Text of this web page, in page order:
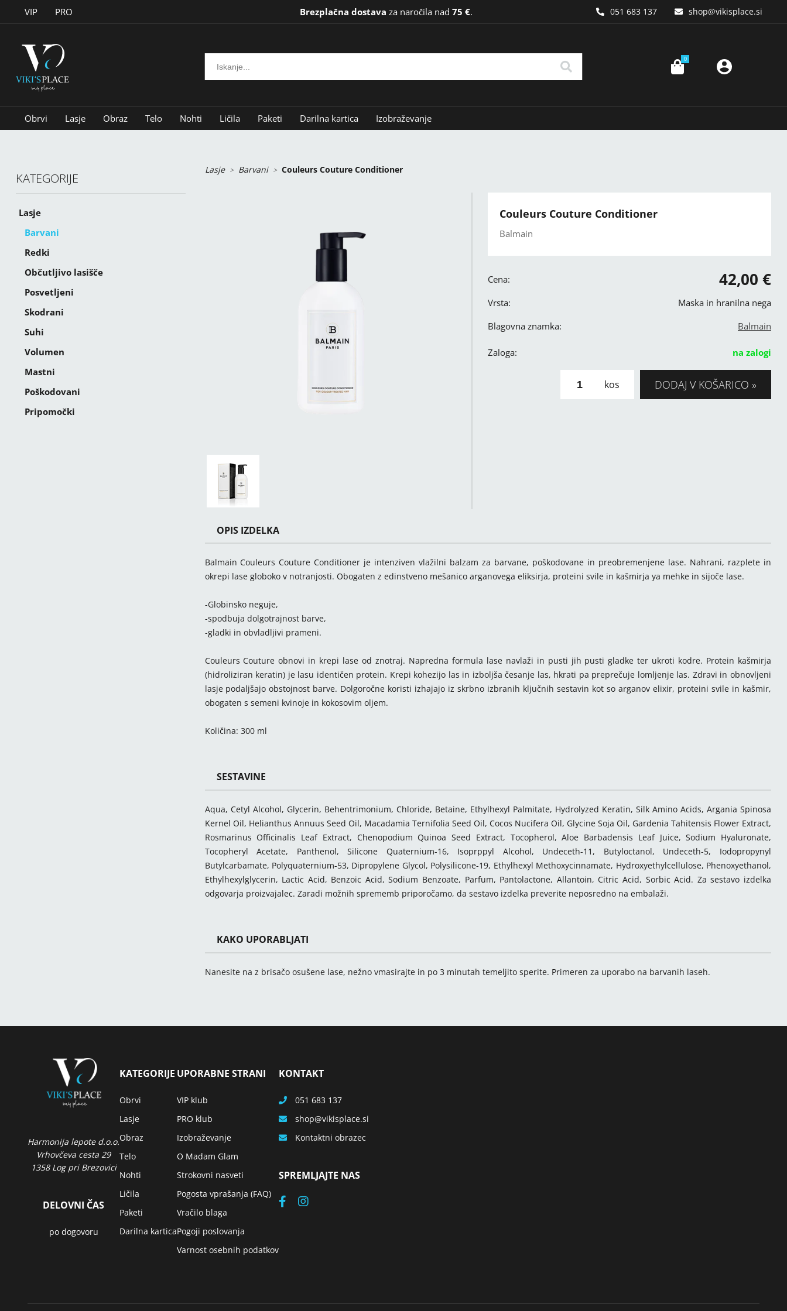
VIP PRO Brezplačna dostava za naročila nad 75 €. 051 683 137 shop vikisplace.si
0
Obrvi Lasje Obraz Telo Nohti Ličila Paketi Darilna kartica Izobraževanje
KATEGORIJE
Lasje
Barvani
Redki
Občutljivo lasišče
Posvetljeni
Skodrani
Suhi
Volumen
Mastni
Poškodovani
Pripomočki
Lasje Barvani Couleurs Couture Conditioner
Couleurs Couture Conditioner
Balmain
Cena: 42,00 €
Vrsta:
Maska in hranilna nega
Blagovna znamka:
Balmain
Zaloga: na zalogi
DODAJ V KOŠARICO
kos
OPIS IZDELKA
Balmain Couleurs Couture Conditioner je intenziven vlažilni balzam za barvane, poškodovane in preobremenjene lase. Nahrani, razplete in
okrepi lase globoko v notranjosti. Obogaten z edinstveno mešanico arganovega eliksirja, proteini svile in kašmirja ya mehke in sijoče lase.
-Globinsko neguje,
-spodbuja dolgotrajnost barve,
-gladki in obvladljivi prameni.
Couleurs Couture obnovi in krepi lase od znotraj. Napredna formula lase navlaži in pusti jih pusti gladke ter ukroti kodre. Protein kašmirja
(hidroliziran keratin) je lasu identičen protein. Krepi kohezijo las in izboljša česanje las, hkrati pa preprečuje lomljenje las. Zdravi in obnovljeni
lasje podaljšajo obstojnost barve. Dolgoročne koristi izhajajo iz skrbno izbranih ključnih sestavin kot so arganov elixir, proteini svile in kašmir,
obogaten s semeni kvinoje in kokosovim oljem.
Količina: 300 ml
SESTAVINE
Aqua, Cetyl Alcohol, Glycerin, Behentrimonium, Chloride, Betaine, Ethylhexyl Palmitate, Hydrolyzed Keratin, Silk Amino Acids, Argania Spinosa
Kernel Oil, Helianthus Annuus Seed Oil, Macadamia Ternifolia Seed Oil, Cocos Nucifera Oil, Glycine Soja Oil, Gardenia Tahitensis Flower Extract,
Rosmarinus Officinalis Leaf Extract, Chenopodium Quinoa Seed Extract, Tocopherol, Aloe Barbadensis Leaf Juice, Sodium Hyaluronate,
Tocopheryl Acetate, Panthenol, Silicone Quaternium-16, Isoprppyl Alcohol, Undeceth-11, Butyloctanol, Undeceth-5, Iodopropynyl
Butylcarbamate, Polyquaternium-53, Dipropylene Glycol, Polysilicone-19, Ethylhexyl Methoxycinnamate, Hydroxyethylcellulose, Phenoxyethanol,
Ethylhexylglycerin, Lactic Acid, Benzoic Acid, Sodium Benzoate, Parfum, Pantolactone, Allantoin, Citric Acid, Sorbic Acid. Za sestavo izdelka
odgovarja proizvajalec. Zaradi možnih sprememb priporočamo, da sestavo izdelka preverite neposredno na embalaži.
KAKO UPORABLJATI
Nanesite na z brisačo osušene lase, nežno vmasirajte in po 3 minutah temeljito sperite. Primeren za uporabo na barvanih laseh.
Harmonija lepote d.o.o.
Vrhovčeva cesta 29
1358 Log pri Brezovici
DELOVNI ČAS
po dogovoru
KATEGORIJE
Obrvi
Lasje
Obraz
Telo
Nohti
Ličila
Paketi
Darilna kartica
UPORABNE STRANI
VIP klub
PRO klub
Izobraževanje
O Madam Glam
Strokovni nasveti
Pogosta vprašanja (FAQ)
Vračilo blaga
Pogoji poslovanja
Varnost osebnih podatkov
KONTAKT
051 683 137
shop
vikisplace.si
Kontaktni obrazec
SPREMLJAJTE NAS